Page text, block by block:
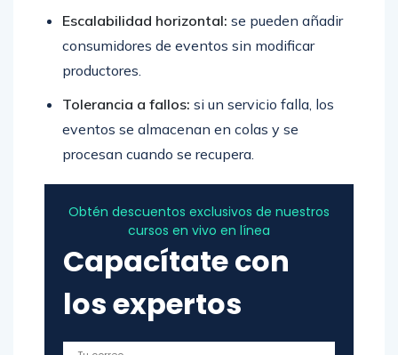
Escalabilidad horizontal: se pueden añadir
consumidores de eventos sin modificar
productores.
Tolerancia a fallos: si un servicio falla, los
eventos se almacenan en colas y se
procesan cuando se recupera.
Obtén descuentos exclusivos de nuestros
cursos en vivo en línea
Capacítate con
los expertos